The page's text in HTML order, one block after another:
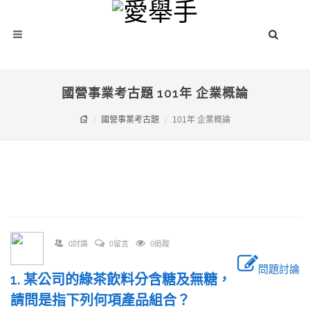
國營事業考古題 101年 企業概論
國營事業考古題 101年 企業概論
0討論 0留言 0追蹤
問題討論
1. 某公司的綠茶飲料分含糖及無糖，
請問是指下列何項產品組合？